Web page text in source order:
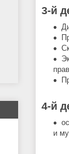
3-й
4-й
и